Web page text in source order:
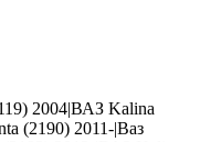
2004|ВАЗ Kalina
(2190) 2011-|Ваз